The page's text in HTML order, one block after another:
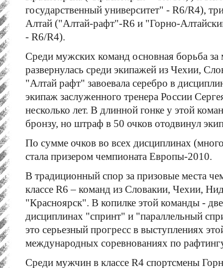
государственный университет" - R6/R4),
Алтай ("Алтай-рафт"-R6 и "Горно-
- R6/R4).
Среди мужских команд основная борьба за
развернулась среди экипажей из Чехии,
"Алтай рафт" завоевала серебро в
экипаж заслуженного тренера России
несколько лет. В длинной гонке у этой
бронзу, но штраф в 50 очков отодвинул
По сумме очков во всех дисциплинах
стала призером чемпионата Европы-2010.
В традиционный спор за призовые места
классе R6 – команд из Словакии, Чехии,
"Красноярск". В копилке этой команды -
дисциплинах "спринт" и "параллельный
это серьезный прогресс в выступлениях
международных соревнованиях по
Среди мужчин в классе R4 спортсмены